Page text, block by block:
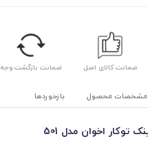
ضمانت کالای اصل ضمانت بازگشت وجه
مشخصات محصول بازخوردها
اخوان مدل 501